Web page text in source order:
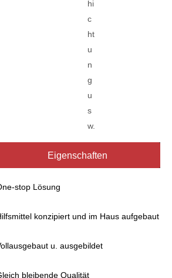
hi
c
ht
u
n
g
u
s
w.
Eigenschaften
stop Lösung
konzipiert und im Haus aufgebaut
u. ausgebildet
bleibende Qualität